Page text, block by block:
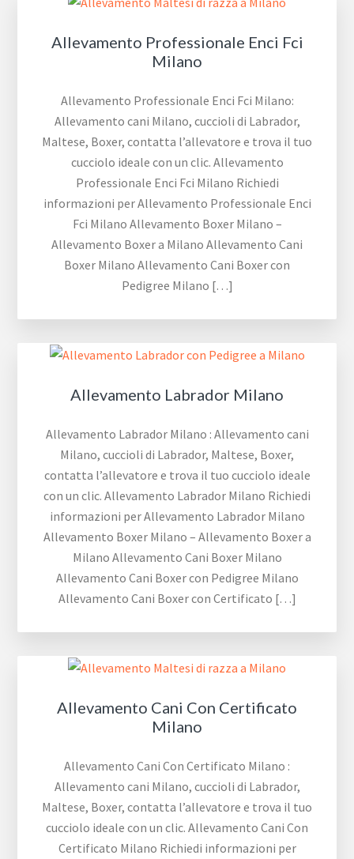
Allevamento Professionale Enci Fci
Milano
Allevamento Professionale Enci Fci Milano:
Allevamento cani Milano, cuccioli di Labrador,
Maltese, Boxer, contatta l’allevatore e trova il tuo
cucciolo ideale con un clic. Allevamento
Professionale Enci Fci Milano Richiedi
informazioni per Allevamento Professionale Enci
Fci Milano Allevamento Boxer Milano –
Allevamento Boxer a Milano Allevamento Cani
Boxer Milano Allevamento Cani Boxer con
Pedigree Milano […]
Allevamento Labrador Milano
Allevamento Labrador Milano : Allevamento cani
Milano, cuccioli di Labrador, Maltese, Boxer,
contatta l’allevatore e trova il tuo cucciolo ideale
con un clic. Allevamento Labrador Milano Richiedi
informazioni per Allevamento Labrador Milano
Allevamento Boxer Milano – Allevamento Boxer a
Milano Allevamento Cani Boxer Milano
Allevamento Cani Boxer con Pedigree Milano
Allevamento Cani Boxer con Certificato […]
Allevamento Cani Con Certificato
Milano
Allevamento Cani Con Certificato Milano :
Allevamento cani Milano, cuccioli di Labrador,
Maltese, Boxer, contatta l’allevatore e trova il tuo
cucciolo ideale con un clic. Allevamento Cani Con
Certificato Milano Richiedi informazioni per